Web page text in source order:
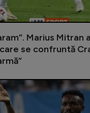
A
Bundesliga
Ligue 1
fotbalului
EURO 2024
Marius Mitran
se confruntă